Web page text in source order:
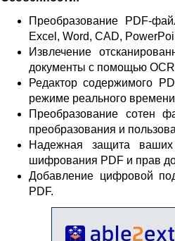
Преобразование PDF-
Excel, Word, CAD,
Извлечение
документы с помощью
Редактор содержимого
режиме реального
Преобразование сотен
преобразования и
Надежная защита
шифрования PDF и прав
Добавление цифровой
PDF.